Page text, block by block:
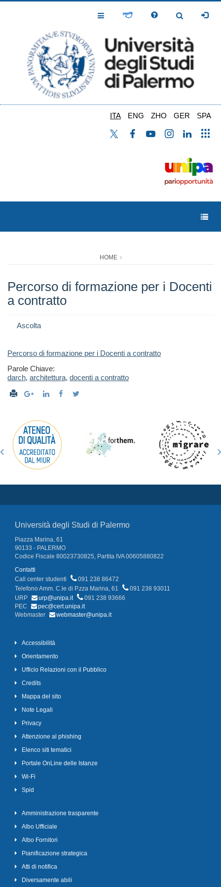
Toggle
Toggle
ITA ENG ZHO GER SPA
HOME
Percorso di formazione per i Docenti
a contratto
Ascolta
Percorso di formazione per i Docenti a contratto
Parole Chiave:
darch, architettura, docenti a contratto
Università degli Studi di Palermo
Piazza Marina, 61
90133 - PALERMO
Codice Fiscale 80023730825, Partita IVA 00605880822
Contatti
Call center studenti
091 238 86472
Telefono Amm. C.le di P.zza Marina, 61
091 238 93011
URP
urp@unipa.it
091 238 93666
PEC
pec@cert.unipa.it
Webmaster
webmaster@unipa.it
Accessibilità
Orientamento
Ufficio Relazioni con il Pubblico
Credits
Mappa del sito
Note Legali
Privacy
Attenzione al phishing
Elenco siti tematici
Portale OnLine delle Istanze
Wi-Fi
Spid
Amministrazione trasparente
Albo Ufficiale
Albo Fornitori
Pianificazione strategica
Atti di notifica
Diversamente abili